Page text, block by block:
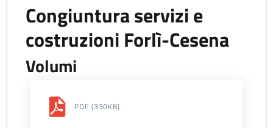
Congiuntura servizi e
costruzioni Forlì-Cesena
Volumi
PDF (330KB)